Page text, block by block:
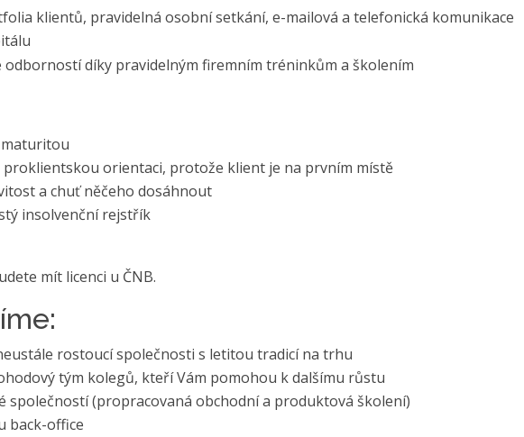
klientů, pravidelná osobní setkání, e-mailová a telefonická komunikace
odborností díky pravidelným firemním tréninkům a školením
maturitou
proklientskou orientaci, protože klient je na prvním místě
a chuť něčeho dosáhnout
insolvenční rejstřík
mít licenci u ČNB.
rostoucí společnosti s letitou tradicí na trhu
tým kolegů, kteří Vám pomohou k dalšímu růstu
společností (propracovaná obchodní a produktová školení)
back-office